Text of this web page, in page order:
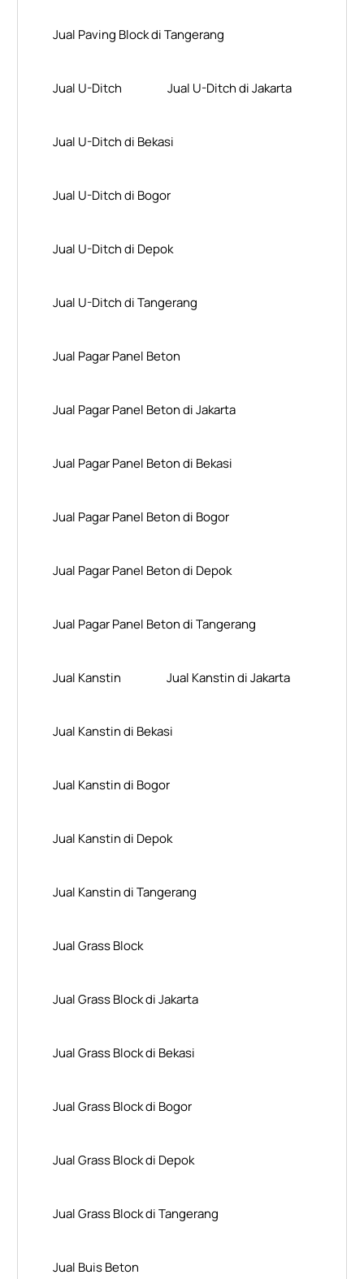
Jual Paving Block di Tangerang
Jual U-Ditch Jual U-Ditch di Jakarta
Jual U-Ditch di Bekasi
Jual U-Ditch di Bogor
Jual U-Ditch di Depok
Jual U-Ditch di Tangerang
Jual Pagar Panel Beton
Jual Pagar Panel Beton di Jakarta
Jual Pagar Panel Beton di Bekasi
Jual Pagar Panel Beton di Bogor
Jual Pagar Panel Beton di Depok
Jual Pagar Panel Beton di Tangerang
Jual Kanstin Jual Kanstin di Jakarta
Jual Kanstin di Bekasi
Jual Kanstin di Bogor
Jual Kanstin di Depok
Jual Kanstin di Tangerang
Jual Grass Block
Jual Grass Block di Jakarta
Jual Grass Block di Bekasi
Jual Grass Block di Bogor
Jual Grass Block di Depok
Jual Grass Block di Tangerang
Jual Buis Beton